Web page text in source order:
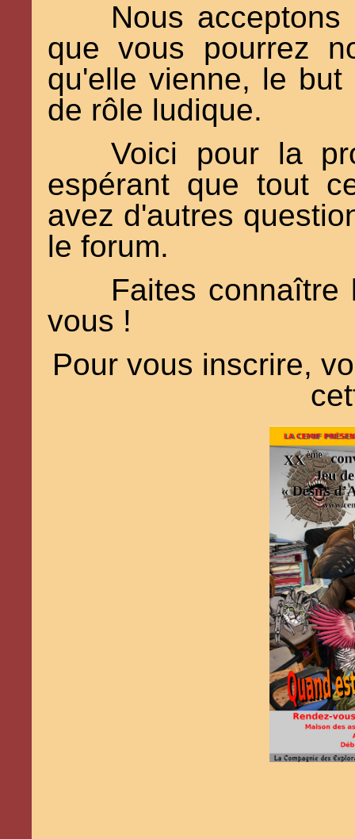
Nous
que vous pourrez
qu'elle vienne, le
de rôle ludique.
Voici pour la
espérant que tout
avez d'autres
le forum.
Faites connaître
vous !
Pour vous inscrire,